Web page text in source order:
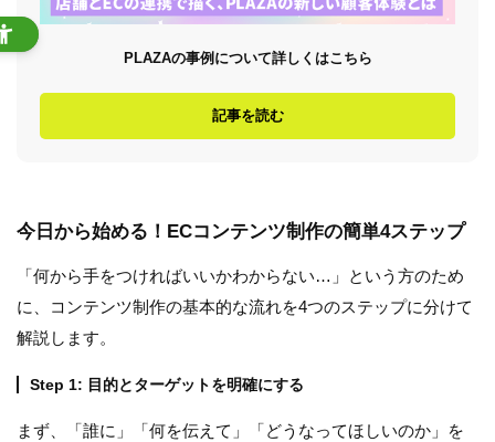
PLAZAの事例について詳しくはこちら
記事を読む
今日から始める！ECコンテンツ制作の簡単4ステップ
「何から手をつければいいかわからない…」という方のため
に、コンテンツ制作の基本的な流れを4つのステップに分けて
解説します。
Step 1: 目的とターゲットを明確にする
まず、「誰に」「何を伝えて」「どうなってほしいのか」を